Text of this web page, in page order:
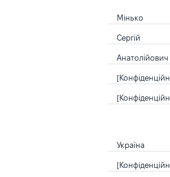
Мінько
Сергій
Анатолійович
Україна